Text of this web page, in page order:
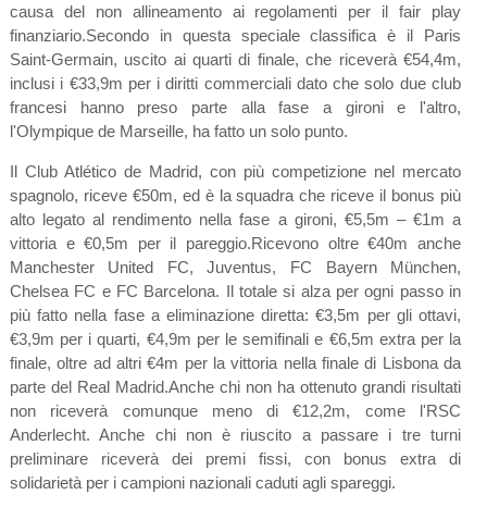
causa del non allineamento ai regolamenti per il fair play
finanziario.Secondo in questa speciale classifica è il Paris
Saint-Germain, uscito ai quarti di finale, che riceverà €54,4m,
inclusi i €33,9m per i diritti commerciali dato che solo due club
francesi hanno preso parte alla fase a gironi e l'altro,
l'Olympique de Marseille, ha fatto un solo punto.
Il Club Atlético de Madrid, con più competizione nel mercato
spagnolo, riceve €50m, ed è la squadra che riceve il bonus più
alto legato al rendimento nella fase a gironi, €5,5m – €1m a
vittoria e €0,5m per il pareggio.Ricevono oltre €40m anche
Manchester United FC, Juventus, FC Bayern München,
Chelsea FC e FC Barcelona. Il totale si alza per ogni passo in
più fatto nella fase a eliminazione diretta: €3,5m per gli ottavi,
€3,9m per i quarti, €4,9m per le semifinali e €6,5m extra per la
finale, oltre ad altri €4m per la vittoria nella finale di Lisbona da
parte del Real Madrid.Anche chi non ha ottenuto grandi risultati
non riceverà comunque meno di €12,2m, come l'RSC
Anderlecht. Anche chi non è riuscito a passare i tre turni
preliminare riceverà dei premi fissi, con bonus extra di
solidarietà per i campioni nazionali caduti agli spareggi.